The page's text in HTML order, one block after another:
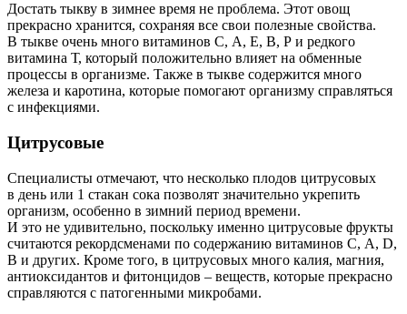
Достать тыкву в зимнее время не проблема. Этот овощ
прекрасно хранится, сохраняя все свои полезные свойства.
В тыкве очень много витаминов С, А, Е, В, Р и редкого
витамина Т, который положительно влияет на обменные
процессы в организме. Также в тыкве содержится много
железа и каротина, которые помогают организму справляться
с инфекциями.
Цитрусовые
Специалисты отмечают, что несколько плодов цитрусовых
в день или 1 стакан сока позволят значительно укрепить
организм, особенно в зимний период времени.
И это не удивительно, поскольку именно цитрусовые фрукты
считаются рекордсменами по содержанию витаминов С, А, D,
В и других. Кроме того, в цитрусовых много калия, магния,
антиоксидантов и фитонцидов – веществ, которые прекрасно
справляются с патогенными микробами.